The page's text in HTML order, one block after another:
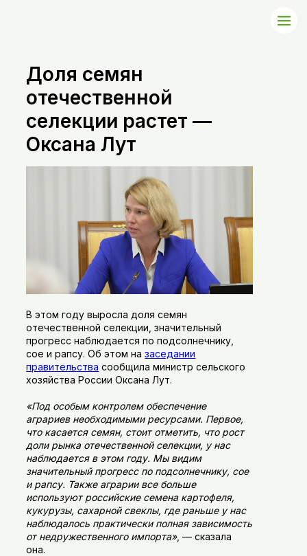
Доля семян
отечественной
селекции растет —
Оксана Лут
В этом году выросла доля семян
отечественной селекции, значительный
прогресс наблюдается по подсолнечнику,
сое и рапсу. Об этом назаседании
правительства сообщила министр сельского
хозяйства России Оксана Лут.
«Под особым контролем обеспечение
аграриев необходимыми ресурсами. Первое,
что касается семян, стоит отметить, что рост
доли рынка отечественной селекции, у нас
наблюдается в этом году. Мы видим
значительный прогресс по подсолнечнику, сое
и рапсу. Также аграрии все больше
используют российские семена картофеля,
кукурузы, сахарной свеклы, где раньше у нас
наблюдалось практически полная зависимость
от недружественного импорта», — сказала
она.